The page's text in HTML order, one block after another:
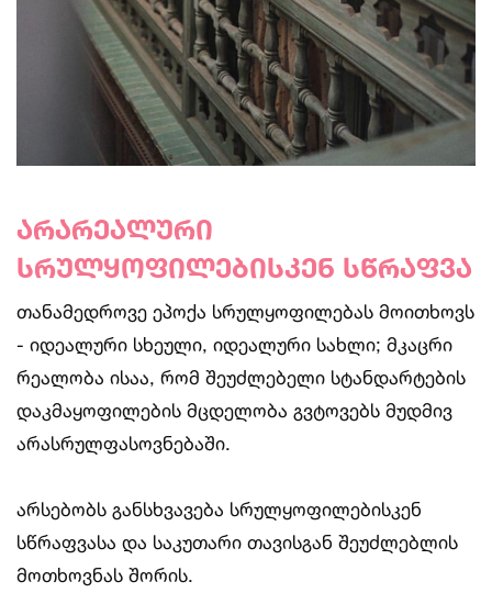
არარეალური
სრულყოფილებისკენ სწრაფვა
თანამედროვე ეპოქა სრულყოფილებას მოითხოვს
- იდეალური სხეული, იდეალური სახლი; მკაცრი
რეალობა ისაა, რომ შეუძლებელი სტანდარტების
დაკმაყოფილების მცდელობა გვტოვებს მუდმივ
არასრულფასოვნებაში.
არსებობს განსხვავება სრულყოფილებისკენ
სწრაფვასა და საკუთარი თავისგან შეუძლებლის
მოთხოვნას შორის.